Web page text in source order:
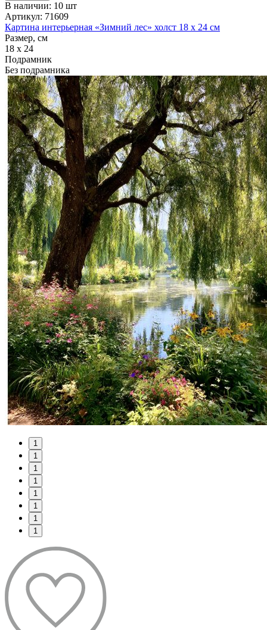
В наличии: 10 шт
Артикул: 71609
Картина интерьерная «Зимний лес» холст 18 x 24 см
Размер, см
18 x 24
Подрамник
Без подрамника
1
1
1
1
1
1
1
1